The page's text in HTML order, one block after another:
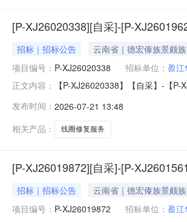
[P-XJ26020338][自采]-[P-
招标｜招标公告 云南省｜德宏傣族景颇
项目编号： P-XJ26020338 招标单位： 盈江
正文内容：
【P-XJ26020338】【自采】-【
发布时间： 2026-07-21 13:48
相关产品：
线圈修复服务
[P-XJ26019872][自采]-[P-
招标｜招标公告 云南省｜德宏傣族景颇
项目编号： P-XJ26019872 招标单位： 盈江